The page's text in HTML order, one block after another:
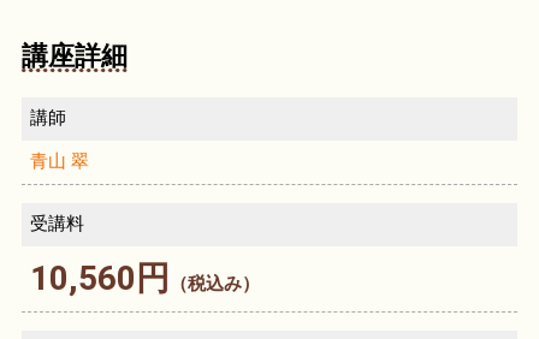
講座詳細
講師
青山 翠
受講料
10,560円 （税込み）